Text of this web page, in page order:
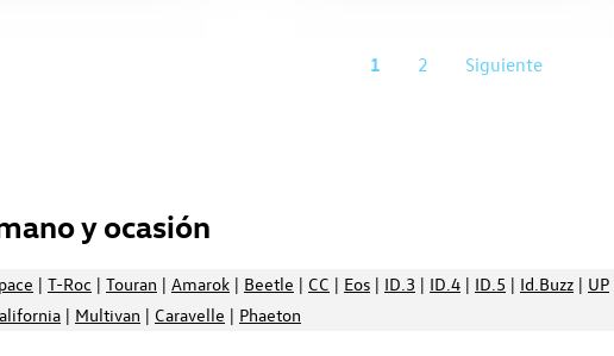
1 2 Siguiente
y ocasión
| T-Roc | Touran | Amarok | Beetle | CC | Eos | ID.3 | ID.4 | ID.5 | Id.Buzz | UP
| Multivan | Caravelle | Phaeton